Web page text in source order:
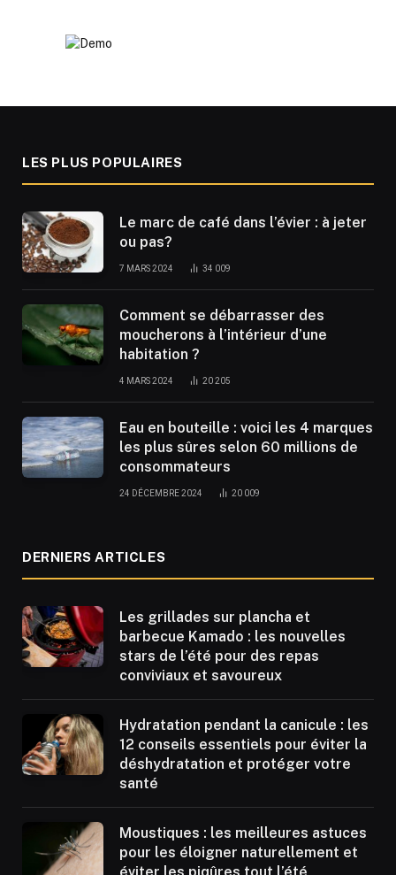
LES PLUS POPULAIRES
Le marc de café dans l’évier : à jeter
ou pas?
7 MARS 2024 34 009
Comment se débarrasser des
moucherons à l’intérieur d’une
habitation ?
4 MARS 2024 20 205
Eau en bouteille : voici les 4 marques
les plus sûres selon 60 millions de
consommateurs
24 DÉCEMBRE 2024 20 009
DERNIERS ARTICLES
Les grillades sur plancha et
barbecue Kamado : les nouvelles
stars de l’été pour des repas
conviviaux et savoureux
Hydratation pendant la canicule : les
12 conseils essentiels pour éviter la
déshydratation et protéger votre
santé
Moustiques : les meilleures astuces
pour les éloigner naturellement et